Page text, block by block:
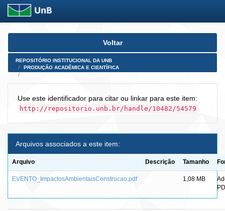
Skip
Voltar
REPOSITÓRIO INSTITUCIONAL DA UNB
PRODUÇÃO ACADÊMICA E CIENTÍFICA
Use este identificador para citar ou linkar para este item:
http://repositorio.unb.br/handle/10482/54579
Arquivos associados a este item:
Arquivo Descrição Tamanho
EVENTO_ImpactosAmbientaisConstrucao.pdf 1,08 MB